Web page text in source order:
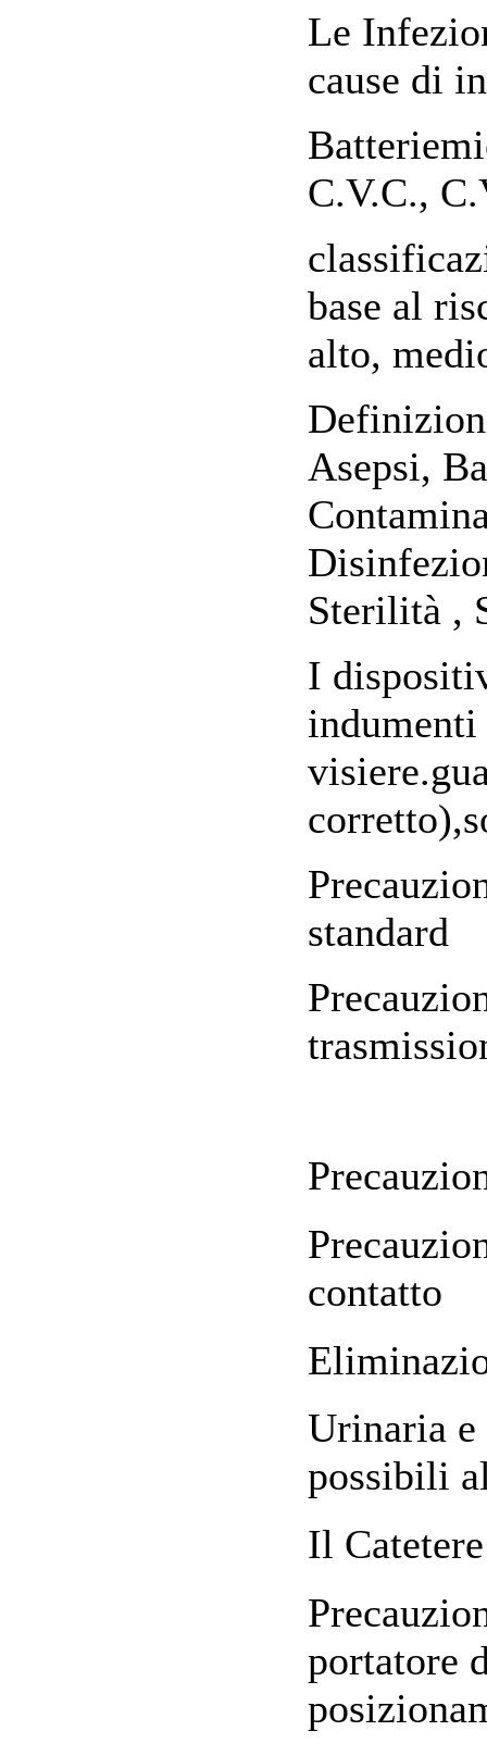
Le
cause di
C.V.C.,
base al
alto,
Asepsi,
Sterilità ,
I
standard
contatto
Urinaria
possibili
Il
portatore